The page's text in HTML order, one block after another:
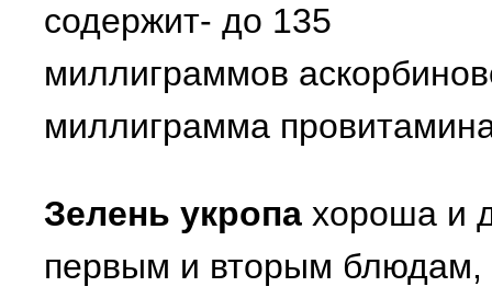
содержит- до 135
миллиграммов
миллиграмма
Зелень укропа хороша и
первым и вторым блюдам,